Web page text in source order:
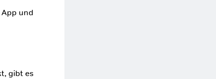
und
gibt es